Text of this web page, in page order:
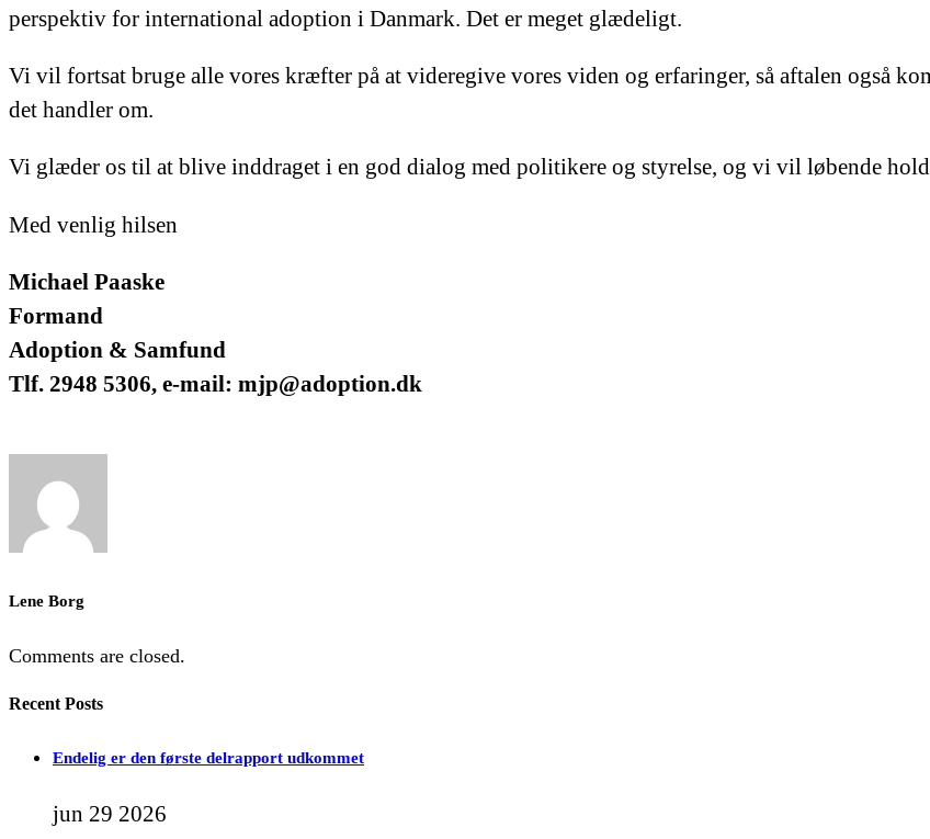
perspektiv for international adoption i Danmark. Det er meget glædeligt.
Vi vil fortsat bruge alle vores kræfter på at videregive vores viden og erfaringer, så aftalen også
det handler om.
Vi glæder os til at blive inddraget i en god dialog med politikere og styrelse, og vi vil løbende
Med venlig hilsen
Michael Paaske
Formand
Adoption & Samfund
Tlf. 2948 5306, e-mail: mjp@adoption.dk
Lene Borg
Comments are closed.
Recent Posts
Endelig er den første delrapport udkommet
jun 29 2026